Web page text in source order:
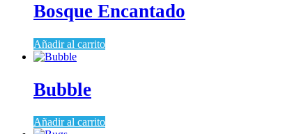
Bosque Encantado
Añadir al carrito
Bubble
Añadir al carrito